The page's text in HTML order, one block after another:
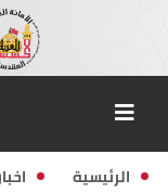
الرئيسية